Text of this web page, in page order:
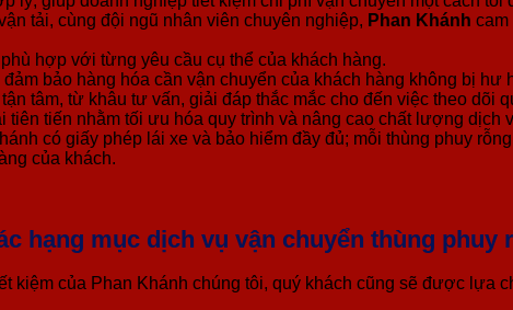
tải, cùng đội ngũ nhân viên chuyên nghiệp, Phan Khánh cam
hợp với từng yêu cầu cụ thể của khách hàng.
bảo hàng hóa cần vận chuyển của khách hàng không bị hư
tâm, từ khâu tư vấn, giải đáp thắc mắc cho đến việc theo dõi
tiên tiến nhằm tối ưu hóa quy trình và nâng cao chất lượng dịch
có giấy phép lái xe và bảo hiểm đầy đủ; mỗi thùng phuy
của khách.
hạng mục dịch vụ vận chuyển thùng phuy
kiệm của Phan Khánh chúng tôi, quý khách cũng sẽ được lựa